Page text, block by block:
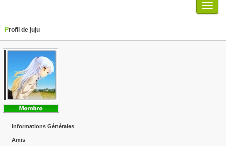
Menu
Profil de juju
Informations Générales
Amis